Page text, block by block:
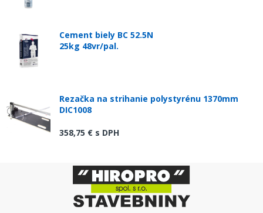
Cement biely BC 52.5N
25kg 48vr/pal.
Rezačka na strihanie polystyrénu 1370mm
DIC1008
358,75 € s DPH